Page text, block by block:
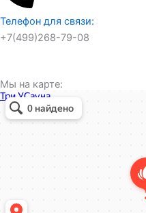
Телефон для связи:
+7(499)268-79-08
Мы на карте:
Три У
Сауна в Москве
Баня в Москве